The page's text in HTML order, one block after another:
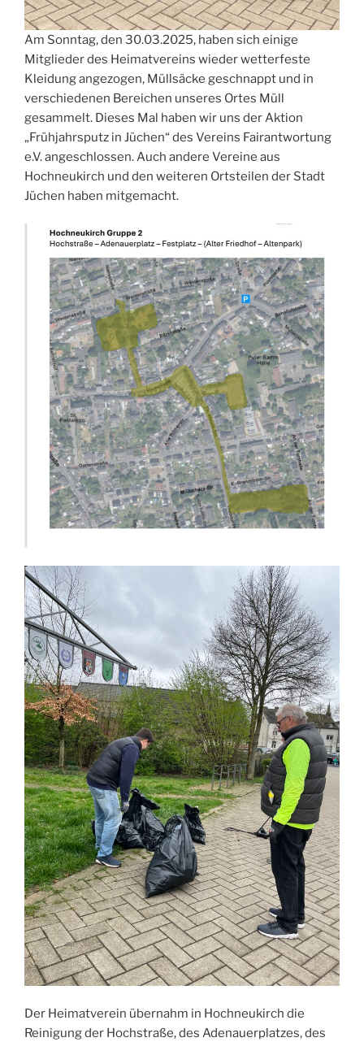
Am Sonntag, den 30.03.2025, haben sich einige
Mitglieder des Heimatvereins wieder wetterfeste
Kleidung angezogen, Müllsäcke geschnappt und in
verschiedenen Bereichen unseres Ortes Müll
gesammelt. Dieses Mal haben wir uns der Aktion
„Frühjahrsputz in Jüchen“ des Vereins Fairantwortung
e.V. angeschlossen. Auch andere Vereine aus
Hochneukirch und den weiteren Ortsteilen der Stadt
Jüchen haben mitgemacht.
Der Heimatverein übernahm in Hochneukirch die
Reinigung der Hochstraße, des Adenauerplatzes, des